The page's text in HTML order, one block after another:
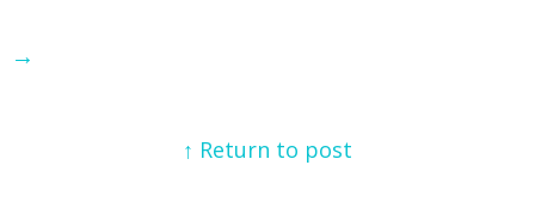
→
↑ Return to post